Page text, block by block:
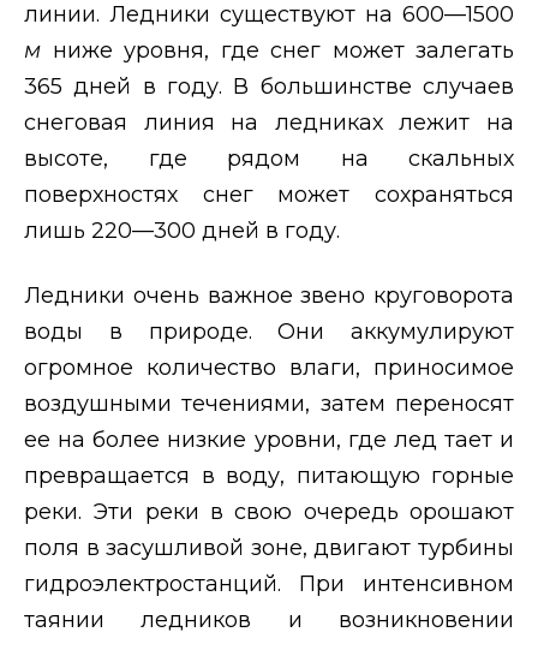
линии. Ледники существуют на 600—1500
м ниже уровня, где снег может залегать
365 дней в году. В большинстве случаев
снеговая линия на ледниках лежит на
высоте, где рядом на скальных
поверхностях снег может сохраняться
лишь 220—300 дней в году.
Ледники очень важное звено круговорота
воды в природе. Они аккумулируют
огромное количество влаги, приносимое
воздушными течениями, затем переносят
ее на более низкие уровни, где лед тает и
превращается в воду, питающую горные
реки. Эти реки в свою очередь орошают
поля в засушливой зоне, двигают турбины
гидроэлектростанций. При интенсивном
таянии ледников и возникновении